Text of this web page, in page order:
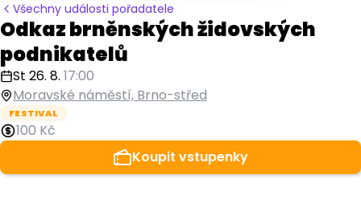
Všechny události pořadatele
Odkaz brněnských židovských
podnikatelů
St 26. 8. 17:00
Moravské náměstí, Brno-střed
FESTIVAL
100 Kč
Koupit vstupenky